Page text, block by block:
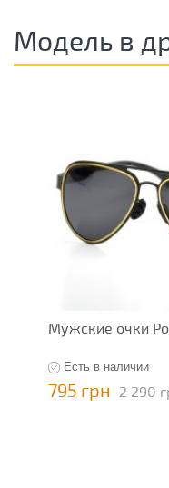
Модель в
Мужские очки
Есть в наличии
795 грн 2 290